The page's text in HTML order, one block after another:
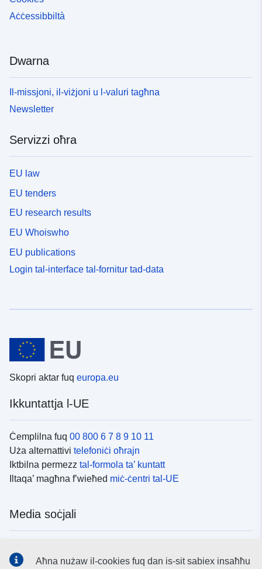
Aċċessibbiltà
Dwarna
Il-missjoni, il-viżjoni u l-valuri tagħna
Newsletter
Servizzi oħra
EU law
EU tenders
EU research results
EU Whoiswho
EU publications
Login tal-interface tal-fornitur tad-data
Skopri aktar fuq europa.eu
Ikkuntattja l-UE
Ċemplilna fuq 00 800 6 7 8 9 10 11
Uża alternattivi telefoniċi oħrajn
Iktbilna permezz tal-formola ta’ kuntatt
Iltaqa’ magħna f’wieħed miċ-ċentri tal-UE
Media soċjali
Aħna nużaw il-cookies fuq dan is-sit sabiex insaħħu